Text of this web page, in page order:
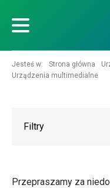
Jesteś w: Strona główna
Urządzenia multimedialne
Filtry
Przepraszamy za